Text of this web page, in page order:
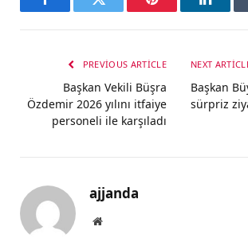
FacebookTwitter Pinterest
PREVIOUS ARTICLE
Başkan Vekili Büşra
Özdemir 2026 yılını itfaiye
personeli ile karşıladı
NEXT
Başkan
sürpriz
ajjanda
Website